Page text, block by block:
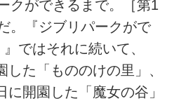
クができるまで。［第1
。『ジブリパークがで
ではそれに続いて、
た「もののけの里」、
開園した「魔女の谷」